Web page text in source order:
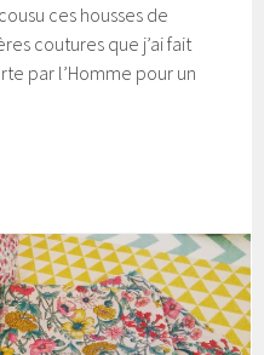
ces housses de
coutures que j’ai fait
par l’Homme pour un